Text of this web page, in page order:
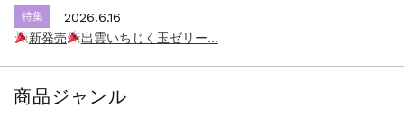
特集
2026.6.16
新発売
出雲いちじく玉ゼリー...
特集
2026.7.17
商品ジャンル